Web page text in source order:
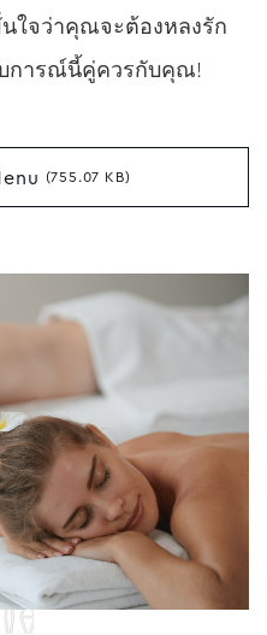
ใจว่าคุณจะต้องหลงรัก
บการณ์นี้คู่ควรกับคุณ!
(755.07 KB)